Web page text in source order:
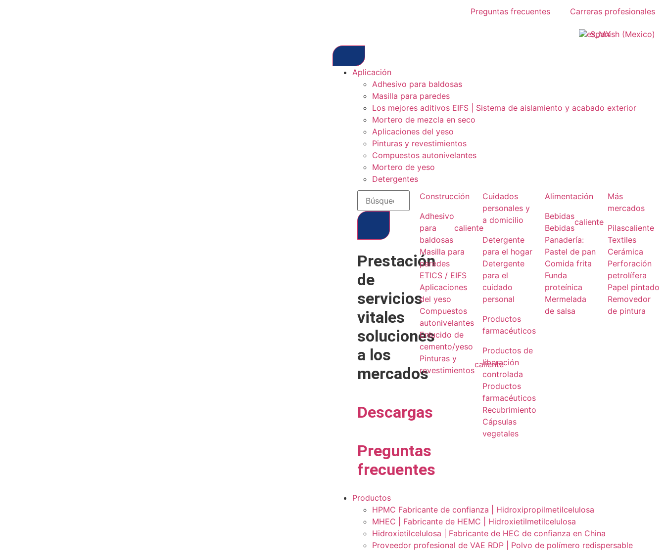
Preguntas frecuentes Carreras profesionales
Spanish (Mexico)
Aplicación
Adhesivo para baldosas
Masilla para paredes
Los mejores aditivos EIFS | Sistema de aislamiento y acabado exterior
Mortero de mezcla en seco
Aplicaciones del yeso
Pinturas y revestimientos
Compuestos autonivelantes
Mortero de yeso
Detergentes
Prestación
de
servicios
vitales
soluciones
a los
mercados
Descargas
Preguntas
frecuentes
Construcción
Adhesivo
para
baldosas
caliente
Masilla para
paredes
ETICS / EIFS
Aplicaciones
del yeso
Compuestos
autonivelantes
Enlucido de
cemento/yeso
Pinturas y
revestimientos
caliente
Cuidados
personales y
a domicilio
Detergente
para el hogar
Detergente
para el
cuidado
personal
Productos
farmacéuticos
Productos de
liberación
controlada
Productos
farmacéuticos
Recubrimiento
Cápsulas
vegetales
Alimentación
Bebidas
Bebidas
caliente
Panadería:
Pastel de pan
Comida frita
Funda
proteínica
Mermelada
de salsa
Más
mercados
Pilascaliente
Textiles
Cerámica
Perforación
petrolífera
Papel pintado
Removedor
de pintura
Productos
HPMC Fabricante de confianza | Hidroxipropilmetilcelulosa
MHEC | Fabricante de HEMC | Hidroxietilmetilcelulosa
Hidroxietilcelulosa | Fabricante de HEC de confianza en China
Proveedor profesional de VAE RDP | Polvo de polímero redispersable